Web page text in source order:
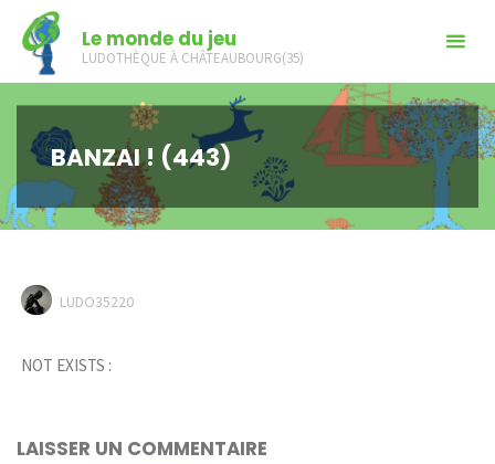
content
Le monde du jeu
LUDOTHÈQUE À CHÂTEAUBOURG(35)
BANZAI ! (443)
LUDO35220
NOT EXISTS :
LAISSER UN COMMENTAIRE